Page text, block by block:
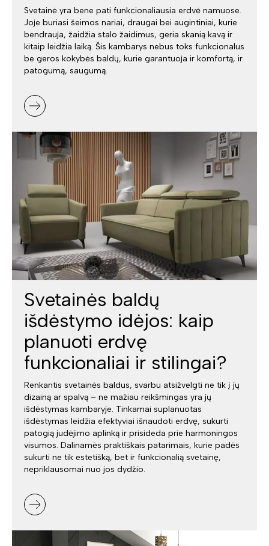
Svetainė yra bene pati funkcionaliausia erdvė namuose.
Joje buriasi šeimos nariai, draugai bei augintiniai, kurie
bendrauja, žaidžia stalo žaidimus, geria skanią kavą ir
kitaip leidžia laiką. Šis kambarys nebus toks funkcionalus
be geros kokybės baldų, kurie garantuoja ir komfortą, ir
patogumą, saugumą.
Svetainės baldų
išdėstymo idėjos: kaip
planuoti erdvę
funkcionaliai ir stilingai?
Renkantis svetainės baldus, svarbu atsižvelgti ne tik į jų
dizainą ar spalvą – ne mažiau reikšmingas yra jų
išdėstymas kambaryje. Tinkamai suplanuotas
išdėstymas leidžia efektyviai išnaudoti erdvę, sukurti
patogią judėjimo aplinką ir prisideda prie harmoningos
visumos. Dalinamės praktiškais patarimais, kurie padės
sukurti ne tik estetišką, bet ir funkcionalią svetainę,
nepriklausomai nuo jos dydžio.